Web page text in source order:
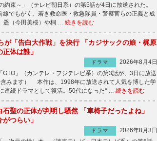
束～」（テレビ朝日系）の第5話が4日に放送された。
でもがく、若き救命医・救急隊員・警察官らの正義と成
（今田美桜）や桐 … 続きを読む
が「告白大作戦」を決行 「カジサックの娘・梶原
体は誰」
ドラマ
2026年8月4日
」（カンテレ・フジテレビ系）の第3話が、3日に放送
みます） 本作は、1998年に放送されて人気を博した学
連続ドラマとして復活。50代になった“ … 続きを読む
石聖の正体が判明し騒然 「車椅子だったよね」
がつらい」
ドラマ
2026年8月3日